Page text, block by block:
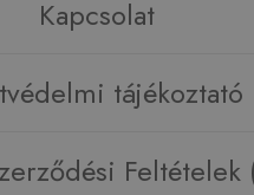
Kapcsolat
tájékoztató
Feltételek